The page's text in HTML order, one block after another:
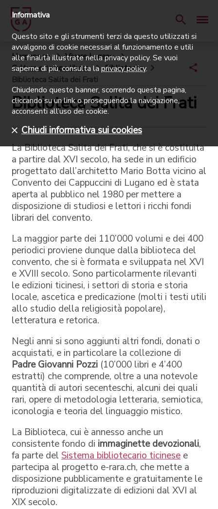
Homepage
Vivere Lugano
Cultura e tempo libero
Biblioteche
Biblioteca Salita dei Frati
Biblioteca Salita dei Frati
La Biblioteca Salita dei Frati, che si è costituita
a partire dal XVI secolo, ha sede in un edificio
progettato dall’architetto Mario Botta vicino al
Convento dei Cappuccini di Lugano ed è stata
aperta al pubblico nel 1980 per mettere a
disposizione di studiosi e lettori i ricchi fondi
librari del convento.
La maggior parte dei 110’000 volumi e dei 400
periodici proviene dunque dalla biblioteca del
convento, che si è formata e sviluppata nel XVI
e XVIII secolo. Sono particolarmente rilevanti
le edizioni ticinesi, i settori di storia e storia
locale, ascetica e predicazione (molti i testi utili
allo studio della religiosità popolare),
letteratura e retorica.
Negli anni si sono aggiunti altri fondi, donati o
acquistati, e in particolare la collezione di
Padre Giovanni Pozzi (10’000 libri e 4’400
estratti) che comprende, oltre a una notevole
quantità di autori secenteschi, alcuni dei quali
rari, opere di metodologia letteraria, semiotica,
iconologia e teoria del linguaggio mistico.
La Biblioteca, cui è annesso anche un
consistente fondo di immaginette devozionali,
fa parte del Sistema bibliotecario ticinese e
partecipa al progetto e-rara.ch, che mette a
disposizione pubblicamente e gratuitamente le
riproduzioni digitalizzate di edizioni dal XVI al
XIX secolo.
Informativa
Questo sito e gli strumenti terzi da questo utilizzati si
avvalgono di cookie necessari al funzionamento e utili
alle finalità illustrate nella privacy policy. Se vuoi
saperne di più, consulta laprivacy policy.
Chiudendo questo banner, scorrendo questa pagina,
cliccando su un link o proseguendo la navigazione,
acconsenti all’uso dei cookie.
Chiudi informativa sui cookies